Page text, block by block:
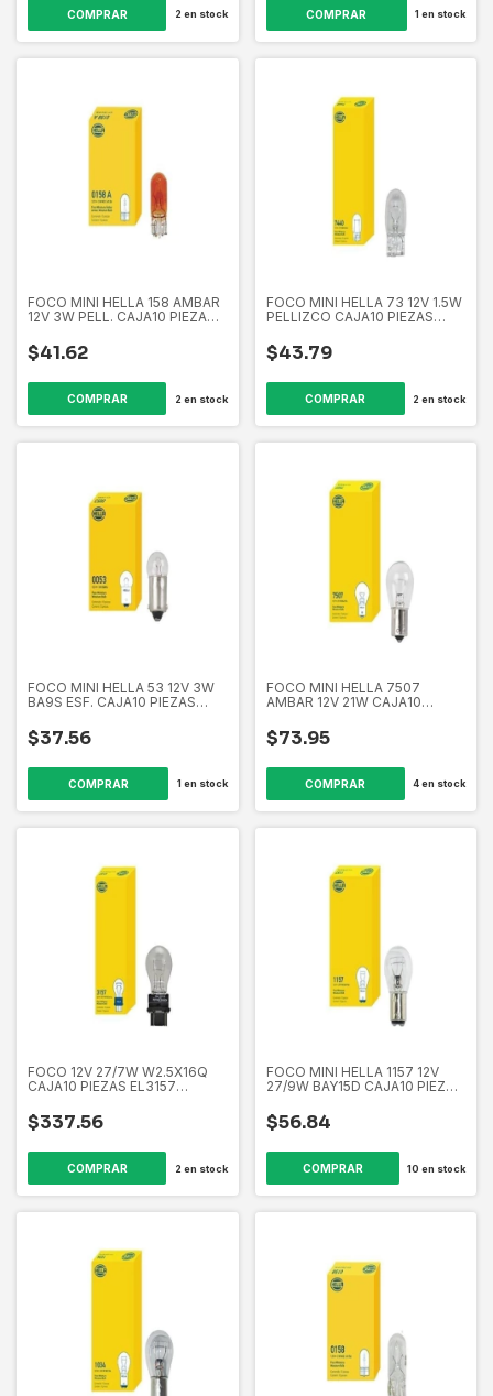
2 en stock 1 en stock
FOCO MINI HELLA 158 AMBAR
12V 3W PELL. CAJA10 PIEZAS
$41.62
2 en stock
FOCO MINI HELLA 73 12V 1.5W
PELLIZCO CAJA10 PIEZAS
$43.79
2 en stock
FOCO MINI HELLA 53 12V 3W
BA9S ESF. CAJA10 PIEZAS
$37.56
1 en stock
FOCO MINI HELLA 7507
AMBAR 12V 21W CAJA10
$73.95
4en stock
FOCO 12V 27/7W W2.5X16Q
CAJA10 PIEZAS EL3157
$337.56
2 en stock
FOCO MINI HELLA 1157 12V
27/9W BAY15D CAJA10 PIEZAS
$56.84
10 en stock